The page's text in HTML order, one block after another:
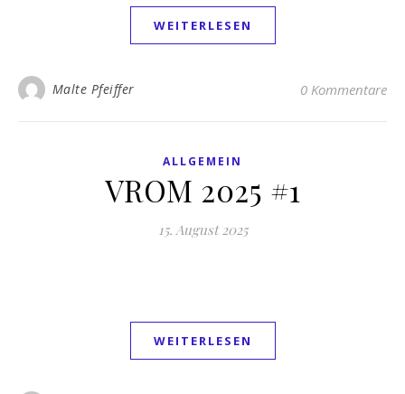
WEITERLESEN
Malte Pfeiffer 0 Kommentare
ALLGEMEIN
VROM 2025 #1
15. August 2025
WEITERLESEN